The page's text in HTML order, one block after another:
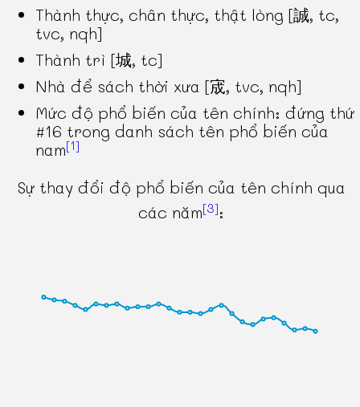
Thành thực, chân thực, thật lòng [誠, tc,
tvc, nqh]
Thành trì [城, tc]
Nhà để sách thời xưa [宬, tvc, nqh]
Mức độ phổ biến của tên chính: đứng thứ
#16 trong danh sách tên phổ biến của
nam[1]
Sự thay đổi độ phổ biến của tên chính qua
các năm[3]: